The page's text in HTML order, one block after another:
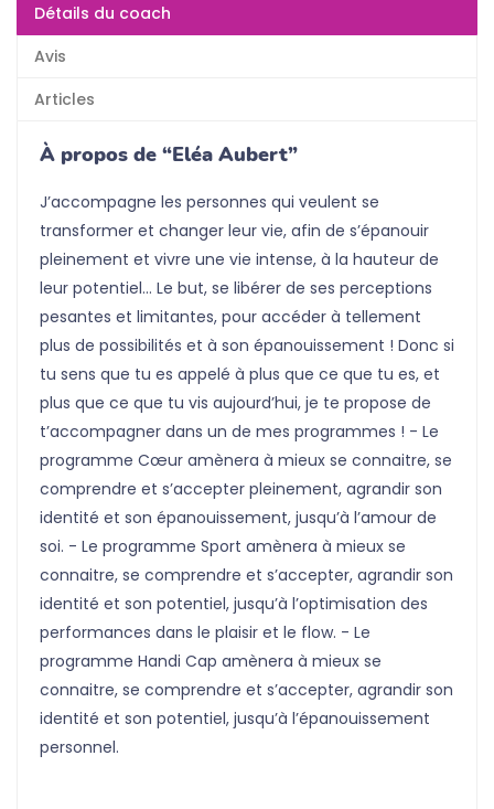
Détails du coach
Avis
Articles
À propos de “Eléa Aubert”
J’accompagne les personnes qui veulent se
transformer et changer leur vie, afin de s’épanouir
pleinement et vivre une vie intense, à la hauteur de
leur potentiel… Le but, se libérer de ses perceptions
pesantes et limitantes, pour accéder à tellement
plus de possibilités et à son épanouissement ! Donc si
tu sens que tu es appelé à plus que ce que tu es, et
plus que ce que tu vis aujourd’hui, je te propose de
t’accompagner dans un de mes programmes ! - Le
programme Cœur amènera à mieux se connaitre, se
comprendre et s’accepter pleinement, agrandir son
identité et son épanouissement, jusqu’à l’amour de
soi. - Le programme Sport amènera à mieux se
connaitre, se comprendre et s’accepter, agrandir son
identité et son potentiel, jusqu’à l’optimisation des
performances dans le plaisir et le flow. - Le
programme Handi Cap amènera à mieux se
connaitre, se comprendre et s’accepter, agrandir son
identité et son potentiel, jusqu’à l’épanouissement
personnel.